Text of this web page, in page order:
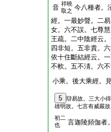
音 祥曉
取之 今八種者。
經。一最妙聲。二
女。六不誤。七尊
王疏。二中陰經云
四非短。五非貴。
依十住斷結經云。
不軟。五不淸。六
小乘。後大乘經。
5
辯易故。三大小
雄明故。七言有威嚴
初二
也
言迦陵頻伽者